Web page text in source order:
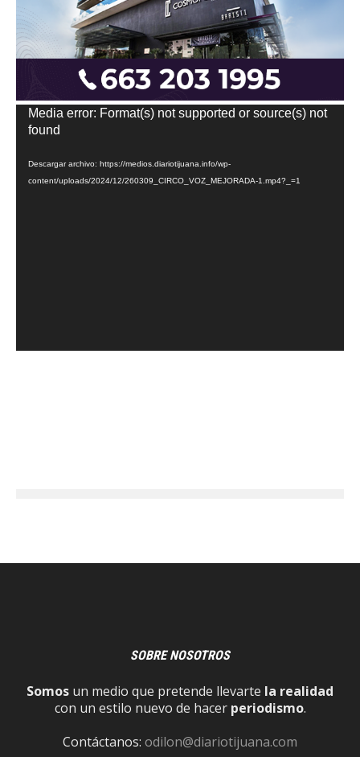
Reproductor
de
Media error: Format(s) not supported or source(s) not
found
Descargar archivo: https://medios.diariotijuana.info/wp-
content/uploads/2024/12/260309_CIRCO_VOZ_MEJORADA-1.mp4?_=1
SOBRE NOSOTROS
Somos un medio que pretende llevarte la realidad
con un estilo nuevo de hacer periodismo.
Contáctanos: odilon@diariotijuana.com